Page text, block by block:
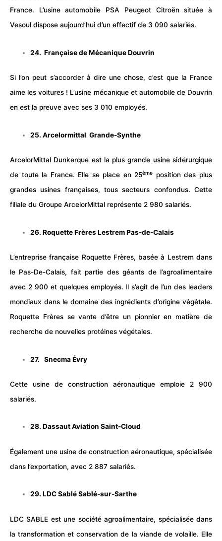
France. L’usine automobile PSA Peugeot Citroën située à
Vesoul dispose aujourd’hui d’un effectif de 3 090 salariés.
24. Française de Mécanique Douvrin
Si l’on peut s’accorder à dire une chose, c’est que la France
aime les voitures ! L’usine mécanique et automobile de Douvrin
en est la preuve avec ses 3 010 employés.
25. Arcelormittal Grande-Synthe
ArcelorMittal Dunkerque est la plus grande usine sidérurgique
de toute la France. Elle se place en 25ème
position des plus
grandes usines françaises, tous secteurs confondus. Cette
filiale du Groupe ArcelorMittal représente 2 980 salariés.
26. Roquette Frères Lestrem Pas-de-Calais
L’entreprise française Roquette Frères, basée à Lestrem dans
le Pas-De-Calais, fait partie des géants de l’agroalimentaire
avec 2 900 et quelques employés. Il s’agit de l’un des leaders
mondiaux dans le domaine des ingrédients d’origine végétale.
Roquette Frères se vante d’être un pionnier en matière de
recherche de nouvelles protéines végétales.
27. Snecma Évry
Cette usine de construction aéronautique emploie 2 900
salariés.
28. Dassaut Aviation Saint-Cloud
Également une usine de construction aéronautique, spécialisée
dans l’exportation, avec 2 887 salariés.
29. LDC Sablé Sablé-sur-Sarthe
LDC SABLE est une société agroalimentaire, spécialisée dans
la transformation et conservation de la viande de volaille. Elle